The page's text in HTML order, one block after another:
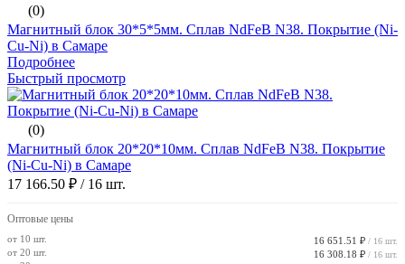
(0)
Магнитный блок 30*5*5мм. Сплав NdFeB N38. Покрытие (Ni-
Cu-Ni) в Самаре
Подробнее
Быстрый просмотр
(0)
Магнитный блок 20*20*10мм. Сплав NdFeB N38. Покрытие
(Ni-Cu-Ni) в Самаре
17 166.50 ₽ / 16 шт.
Оптовые цены
от 10 шт. 16 651.51 ₽ / 16 шт.
от 20 шт. 16 308.18 ₽ / 16 шт.